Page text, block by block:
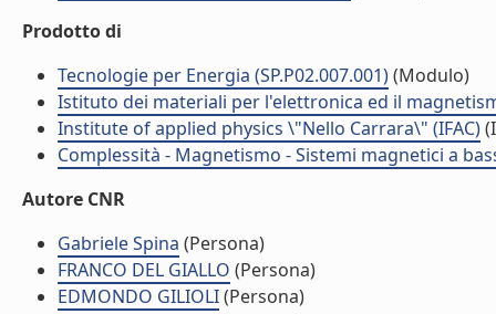
Prodotto di
Tecnologie per Energia (SP.P02.007.001)(Modulo)
Istituto dei materiali per l'elettronica ed il
Institute of applied physics \"Nello Carrara\" (IFAC)
Complessità - Magnetismo - Sistemi magnetici a
Autore CNR
Gabriele Spina (Persona)
FRANCO DEL GIALLO (Persona)
EDMONDO GILIOLI(Persona)